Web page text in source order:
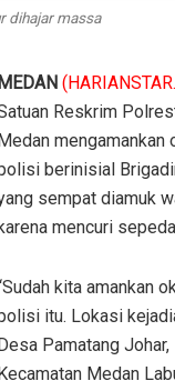
dihajar massa
MEDAN
Reskrim
Medan mengamankan
berinisial
sempat diamuk
karena mencuri
kita amankan
itu. Lokasi
Desa Pamatang Johar,
Kecamatan Medan